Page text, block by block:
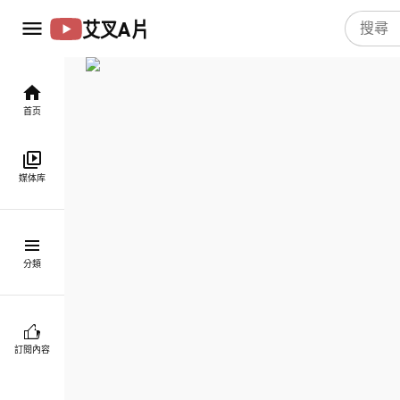
艾叉A片
首页
媒体库
分類
訂閱內容